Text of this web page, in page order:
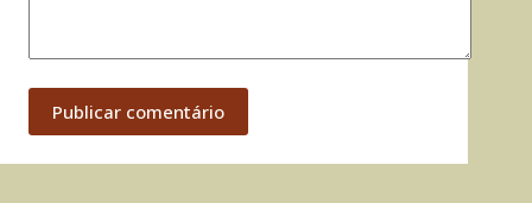
Publicar comentário